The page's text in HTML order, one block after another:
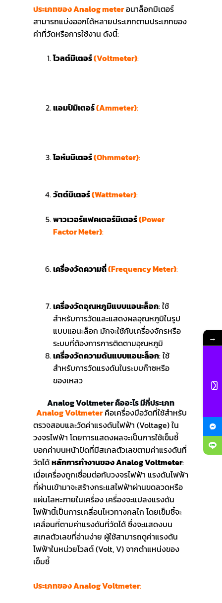
ประเภทของ Analog meterอนาล็อกมิเตอร์
สามารถแบ่งออกได้หลายประเภทตามประเภทของ
ค่าที่วัดหรือการใช้งาน ดังนี้:
โวลต์มิเตอร์(Voltmeter):
แอมป์มิเตอร์(Ammeter):
โอห์มมิเตอร์(Ohmmeter):
วัตต์มิเตอร์(Wattmeter):
พาวเวอร์แฟคเตอร์มิเตอร์(Power
Factor Meter):
เครื่องวัดความถี่(Frequency Meter):
เครื่องวัดอุณหภูมิแบบแอนะล็อก: ใช้
สำหรับการวัดและแสดงผลอุณหภูมิในรูป
แบบแอนะล็อก มักจะใช้กับเครื่องจักรหรือ
ระบบที่ต้องการการติดตามอุณหภูมิ
เครื่องวัดความดันแบบแอนะล็อก: ใช้
สำหรับการวัดแรงดันในระบบก๊าซหรือ
ของเหลว
Analog Voltmeter คืออะไร มีกี่ประเภท
Analog Voltmeter คือเครื่องมือวัดที่ใช้สำหรับ
ตรวจสอบและวัดค่าแรงดันไฟฟ้า (Voltage) ใน
วงจรไฟฟ้า โดยการแสดงผลจะเป็นการใช้เข็มชี้
บอกค่าบนหน้าปัดที่มีสเกลตัวเลขตามค่าแรงดันที่
วัดได้หลักการทำงานของ Analog Voltmeter:
เมื่อเครื่องถูกเชื่อมต่อกับวงจรไฟฟ้า แรงดันไฟฟ้า
ที่ผ่านเข้ามาจะสร้างกระแสไฟฟ้าผ่านขดลวดหรือ
แผ่นโลหะภายในเครื่อง เครื่องจะแปลงแรงดัน
ไฟฟ้านี้เป็นการเคลื่อนไหวทางกลไก โดยเข็มชี้จะ
เคลื่อนที่ตามค่าแรงดันที่วัดได้ ซึ่งจะแสดงบน
สเกลตัวเลขที่อ่านง่าย ผู้ใช้สามารถดูค่าแรงดัน
ไฟฟ้าในหน่วยโวลต์ (Volt, V) จากตำแหน่งของ
เข็มชี้
ประเภทของ Analog Voltmeter:
→